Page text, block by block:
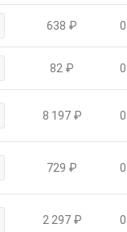
638 ₽
82 ₽
8 197 ₽
729 ₽
2 297 ₽